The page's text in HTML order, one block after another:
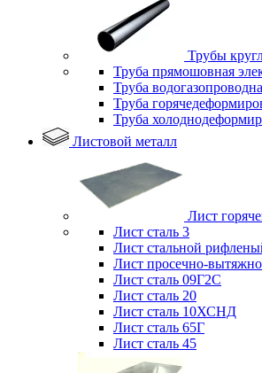
Трубы
Труба прямошовная
Труба
Труба
Труба
Листовой металл
Лист
Лист сталь 3
Лист стальной
Лист просечно-
Лист сталь 09Г2С
Лист сталь 20
Лист сталь 10ХСНД
Лист сталь 65Г
Лист сталь 45